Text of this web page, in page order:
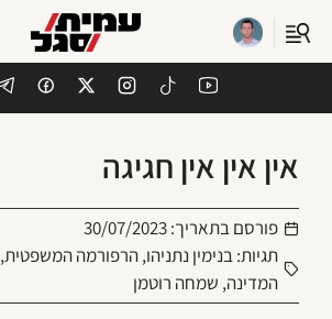
אין אין אין חגיגה
פורסם בתאריך:30/07/2023
תגיות:בנימין נתניהו,הרפורמה המשפטית,
המדינה, שמחה רוטמן